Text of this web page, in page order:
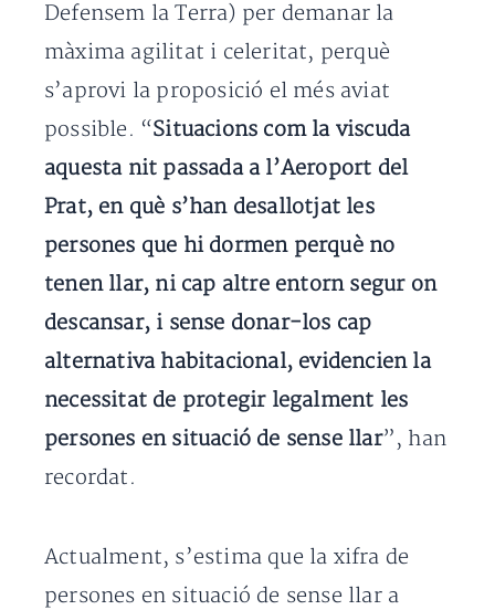
Defensem la Terra) per demanar la
màxima agilitat i celeritat, perquè
s’aprovi la proposició el més aviat
possible. “Situacions com la viscuda
aquesta nit passada a l’Aeroport del
Prat, en què s’han desallotjat les
persones que hi dormen perquè no
tenen llar, ni cap altre entorn segur on
descansar, i sense donar-los cap
alternativa habitacional, evidencien la
necessitat de protegir legalment les
persones en situació de sense llar”, han
recordat.
Actualment, s’estima que la xifra de
persones en situació de sense llar a